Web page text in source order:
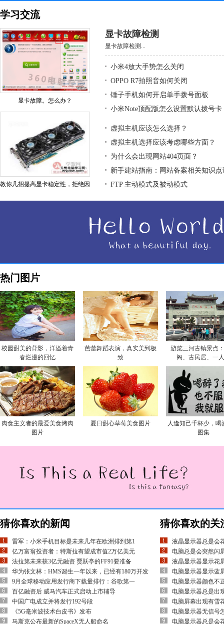
学习交流
显卡故障。怎么办？
教你几招提高显卡稳定性，拒绝因
显卡故障检测
显卡故障检测...
小米4放大手势怎么关闭
OPPO R7拍照音如何关闭
锤子手机如何开启单手拨号面板
小米Note顶配版怎么设置默认拨号卡
虚拟主机应该怎么选择？
虚拟主机选择应该考虑哪些方面？
为什么会出现网站404页面？
新手建站指南：网站备案相关知识点
FTP 主动模式及被动模式
热门图片
校园甜美的背影，洋溢着青
春烂漫的回忆
芭蕾舞蹈表演，真实美到极
致
游览三河古镇景点
阁、古民居、一
肉食主义者的最爱美食烤肉
图片
夏日甜心草莓美食图片
人逢知己千杯少，喝
图集
猜你喜欢的新闻
雷军：小米手机目标是未来几年在欧洲排到第1
亿万富翁投资者：特斯拉有望成市值2万亿美元
法拉第未来获3亿元融资 贾跃亭的FF91要准备
华为张文林：HMS诞生一年以来，已经有180万开发
9月全球移动应用发行商下载量排行：谷歌第一
百亿融资后 威马汽车正式启动上市辅导
中国广电成立并将发行192号段
《5G毫米波技术白皮书》发布
马斯克公布最新的SpaceX无人船命名
猜你喜欢的关
液晶显示器总是会
电脑总是会突然闪
液晶显示器显示花
电脑显示器显示蓝
电脑显示器颜色不
电脑显示器总是出
电脑屏幕出现有雪
电脑显示器无信号
电脑显示器总是会